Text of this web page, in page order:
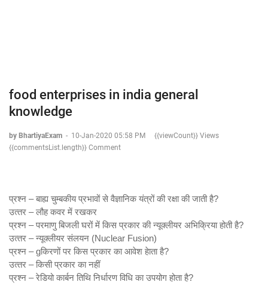
food enterprises in india general
knowledge
by BhartiyaExam - 10-Jan-2020 05:58 PM
{{viewCount}} Views
{{commentsList.length}} Comment
प्रश्‍न – बाह्य चुम्‍बकीय प्रभावों से वैज्ञानिक यंत्रों की रक्षा की जाती है?
उत्‍तर – लौह कवर में रखकर
प्रश्‍न – परमाणु बिजली घरों में किस प्रकार की न्‍यूक्‍लीयर अभिक्रिया होती है?
उत्‍तर – न्‍यूक्‍लीयर संलयन (Nuclear Fusion)
प्रश्‍न – gकिरणों पर किस प्रकार का आवेश हेाता है?
उत्‍तर – किसी प्रकार का नहीं
प्रश्‍न – रेडियो कार्बन तिथि निर्धारण विधि का उपयोग होता है?